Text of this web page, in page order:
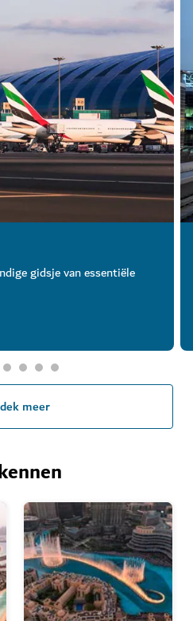
gidsje van essentiële
meer